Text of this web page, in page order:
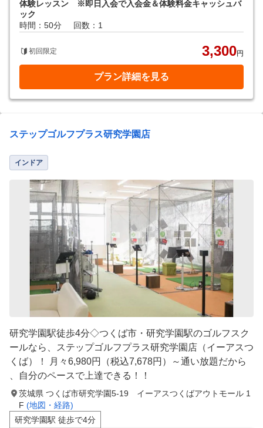
体験レッスン ※即日入会で入会金＆体験料金キャッシュバ
ック
時間：50分
回数：1
初回限定 3,300円
プラン詳細を見る
ステップゴルフプラス研究学園店
インドア
研究学園駅徒歩4分◇つくば市・研究学園駅のゴルフスク
ールなら、ステップゴルフプラス研究学園店（イーアスつ
くば）！ 月々6,980円（税込7,678円）～通い放題だから
、自分のペースで上達できる！！
茨城県 つくば市研究学園5-19 イーアスつくばアウトモール 1
F (地図・経路)
研究学園駅 徒歩で4分